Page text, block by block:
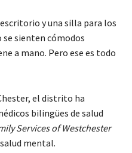
y una silla para los
se sienten cómodos
a mano. Pero ese es todo
el distrito ha
bilingües de salud
Services of Westchester
mental.